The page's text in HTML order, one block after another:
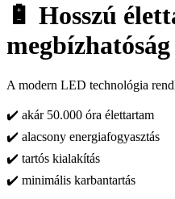
🔋 Hosszú
megbízhatóság
A modern LED technológia
✔️ akár 50.000 óra élettartam
✔️ alacsony energiafogyasztás
✔️ tartós kialakítás
✔️ minimális karbantartás